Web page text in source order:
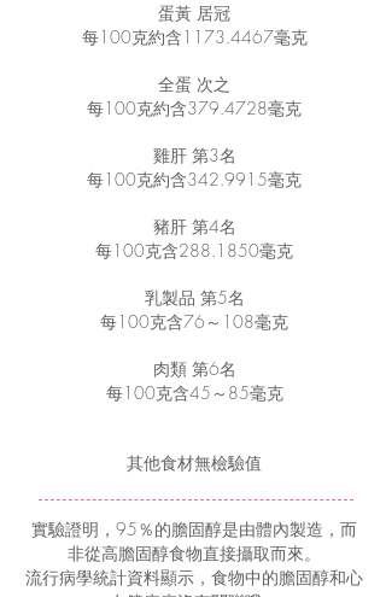
蛋黃 居冠
每100克約含1173.4467毫克
全蛋 次之
每100克約含379.4728毫克
雞肝 第3名
每100克約含342.9915毫克
豬肝 第4名
每100克含288.1850毫克
乳製品 第5名
每100克含76～108毫克
肉類 第6名
每100克含45～85毫克
其他食材無檢驗值
實驗證明，95％的膽固醇是由體內製造，而
非從高膽固醇食物直接攝取而來。
流行病學統計資料顯示，食物中的膽固醇和心